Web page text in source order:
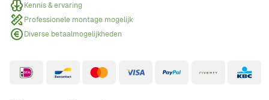
Kennis & ervaring
Professionele montage mogelijk
Diverse betaalmogelijkheden